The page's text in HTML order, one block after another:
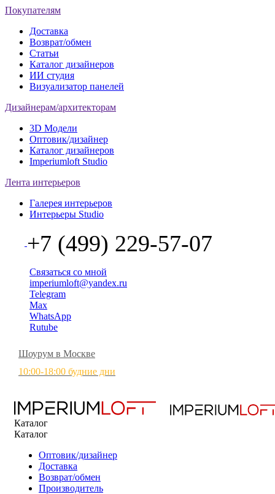
Покупателям
Доставка
Возврат/обмен
Статьи
Каталог дизайнеров
ИИ студия
Визуализатор панелей
Дизайнерам/архитекторам
3D Модели
Оптовик/дизайнер
Каталог дизайнеров
Imperiumloft Studio
Лента интерьеров
Галерея интерьеров
Интерьеры Studio
+7 (499) 229-57-07
Связаться со мной
imperiumloft@yandex.ru
Telegram
Max
WhatsApp
Rutube
Шоурум в Москве
10:00-18:00 будние дни
Каталог
Каталог
Оптовик/дизайнер
Доставка
Возврат/обмен
Производитель